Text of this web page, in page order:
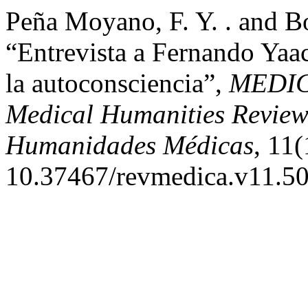
Peña Moyano, F. Y. . and
“Entrevista a Fernando
la autoconsciencia”,
Medical Humanities
Humanidades Médicas,
10.37467/